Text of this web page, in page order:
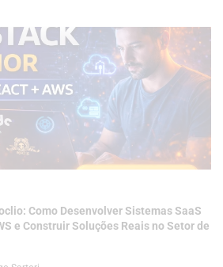
Como Desenvolver Sistemas SaaS
e Construir Soluções Reais no Setor de
Sartori